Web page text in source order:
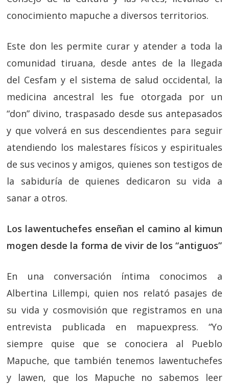
conocimiento mapuche a diversos territorios.
Este don les permite curar y atender a toda la
comunidad tiruana, desde antes de la llegada
del Cesfam y el sistema de salud occidental, la
medicina ancestral les fue otorgada por un
“don” divino, traspasado desde sus antepasados
y que volverá en sus descendientes para seguir
atendiendo los malestares físicos y espirituales
de sus vecinos y amigos, quienes son testigos de
la sabiduría de quienes dedicaron su vida a
sanar a otros.
Los lawentuchefes enseñan el camino al kimun
mogen desde la forma de vivir de los “antiguos”
En una conversación íntima conocimos a
Albertina Lillempi, quien nos relató pasajes de
su vida y cosmovisión que registramos en una
entrevista publicada en mapuexpress. “Yo
siempre quise que se conociera al Pueblo
Mapuche, que también tenemos lawentuchefes
y lawen, que los Mapuche no sabemos leer